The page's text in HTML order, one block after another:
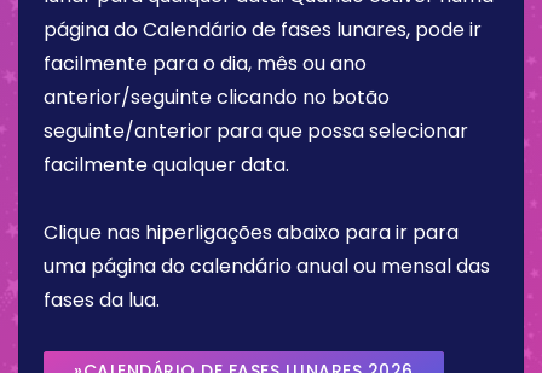
página do Calendário de fases lunares, pode ir
facilmente para o dia, mês ou ano
anterior/seguinte clicando no botão
seguinte/anterior para que possa selecionar
facilmente qualquer data.
Clique nas hiperligações abaixo para ir para
uma página do calendário anual ou mensal das
fases da lua.